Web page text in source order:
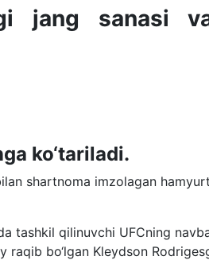
jang sanasi
ko‘tariladi.
shartnoma imzolagan
tashkil qilinuvchi UFCning
bo‘lgan Kleydson